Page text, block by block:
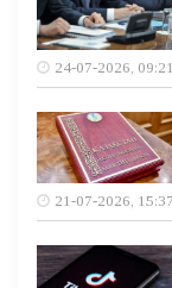
24-07-2026, 09:21
21-07-2026, 15:37